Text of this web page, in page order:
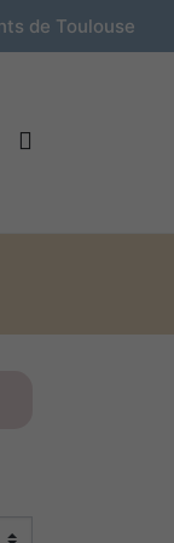
de Toulouse